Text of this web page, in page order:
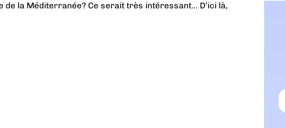
la Méditerranée? Ce serait très intéressant… D’ici là,